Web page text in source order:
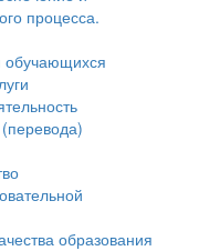
процесса.
обучающихся
образования